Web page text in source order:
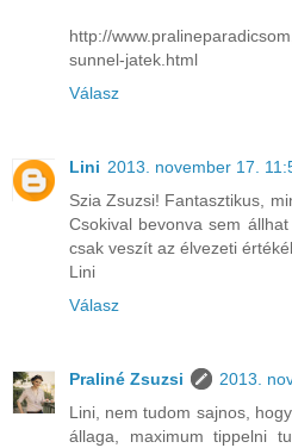
http://
sunnel-jatek.html
Válasz
Lini 2013. november 17.
Szia Zsuzsi! Fantasztikus,
Csokival bevonva sem
csak veszít az élvezeti
Lini
Válasz
Praliné Zsuzsi
2013.
Lini, nem tudom sajnos,
állaga, maximum tippelni